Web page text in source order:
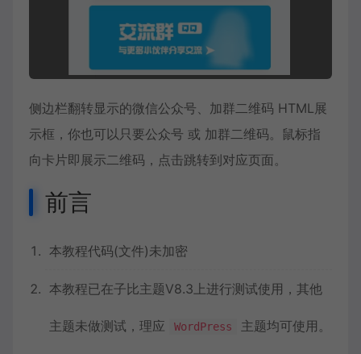
侧边栏翻转显示的微信公众号、加群二维码 HTML展
示框，你也可以只要公众号 或 加群二维码。鼠标指
向卡片即展示二维码，点击跳转到对应页面。
前言
本教程代码(文件)未加密
本教程已在子比主题V8.3上进行测试使用，其他
主题未做测试，理应 WordPress 主题均可使用。